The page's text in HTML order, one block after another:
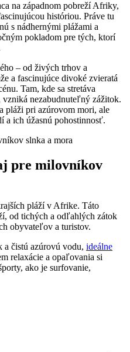
na západnom pobreží Afriky,
históriou. Práve tu
s nádhernými plážami a
pokladom pre tých, ktorí
– od živých trhov a
a fascinujúce divoké zvieratá
Tam, kde sa stretáva
nezabudnuteľný zážitok.
pláži pri azúrovom mori, ale
a ich úžasnú pohostinnosť.
pre milovníkov
pláží v Afrike. Táto
od tichých a odľahlých zátok
obyvateľov a turistov.
a čistú azúrovú vodu, ideálne
relaxácie a opaľovania si
ako je surfovanie,